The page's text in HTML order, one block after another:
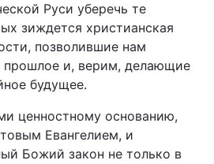
Руси уберечь те
зиждется христианская
позволившие нам
прошлое и, верим, делающие
будущее.
ценностному основанию,
Евангелием, и
Божий закон не только в